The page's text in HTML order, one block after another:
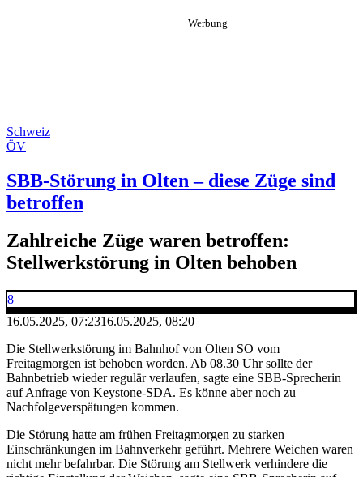
Schweiz
ÖV
SBB-Störung in Olten – diese Züge sind
betroffen
Zahlreiche Züge waren betroffen:
Stellwerkstörung in Olten behoben
8
16.05.2025, 07:2316.05.2025, 08:20
Die Stellwerkstörung im Bahnhof von Olten SO vom
Freitagmorgen ist behoben worden. Ab 08.30 Uhr sollte der
Bahnbetrieb wieder regulär verlaufen, sagte eine SBB-Sprecherin
auf Anfrage von Keystone-SDA. Es könne aber noch zu
Nachfolgeverspätungen kommen.
Die Störung hatte am frühen Freitagmorgen zu starken
Einschränkungen im Bahnverkehr geführt. Mehrere Weichen waren
nicht mehr befahrbar. Die Störung am Stellwerk verhindere die